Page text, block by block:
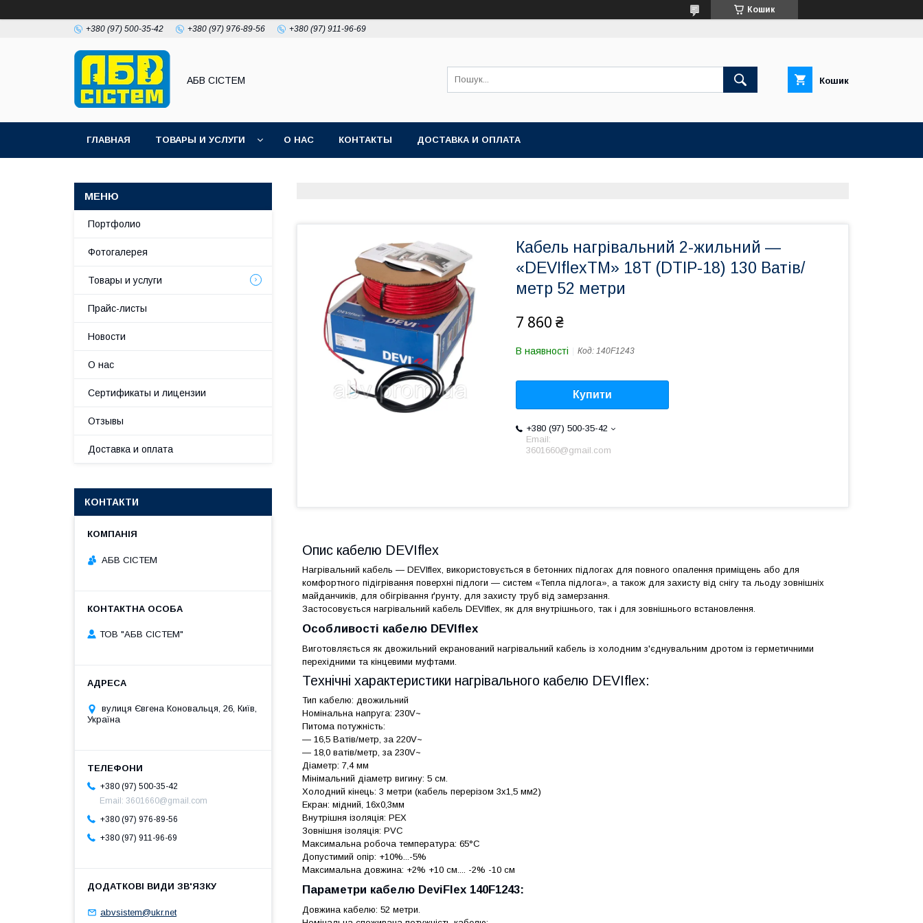
Кошик
+380 (97) 500-35-42 +380 (97) 976-89-56 +380 (97) 911-96-69
АБВ СІСТЕМ Кошик
ГЛАВНАЯ ТОВАРЫ И УСЛУГИ О НАС КОНТАКТЫ ДОСТАВКА И ОПЛАТА
Кабель нагрівальний 2-жильний —
«DEVIflexTM» 18T (DTIP-18) 130 Ватів/
метр 52 метри
7 860 ₴
В наявності Код: 140F1243
Купити
+380 (97) 500-35-42
Email:
3601660@gmail.com
Опис кабелю DEVIflex
Нагрівальний кабель — DEVIflex, використовується в бетонних підлогах для повного опалення приміщень або для
комфортного підігрівання поверхні підлоги — систем «Тепла підлога», а також для захисту від снігу та льоду зовнішніх
майданчиків, для обігрівання ґрунту, для захисту труб від замерзання.
Застосовується нагрівальний кабель DEVIflex, як для внутрішнього, так і для зовнішнього встановлення.
Особливості кабелю DEVIflex
Виготовляється як двожильний екранований нагрівальний кабель із холодним з'єднувальним дротом із герметичними
перехідними та кінцевими муфтами.
Технічні характеристики нагрівального кабелю DEVIflex:
Тип кабелю: двожильний
Номінальна напруга: 230V~
Питома потужність:
— 16,5 Ватів/метр, за 220V~
— 18,0 ватів/метр, за 230V~
Діаметр: 7,4 мм
Мінімальний діаметр вигину: 5 см.
Холодний кінець: 3 метри (кабель перерізом 3х1,5 мм2)
Екран: мідний, 16х0,3мм
Внутрішня ізоляція: PEX
Зовнішня ізоляція: PVC
Максимальна робоча температура: 65°C
Допустимий опір: +10%...-5%
Максимальна довжина: +2% +10 см.... -2% -10 см
Параметри кабелю DeviFlex 140F1243:
Довжина кабелю: 52 метри.
Портфолио
Фотогалерея
Товары и услуги
Прайс-листы
Новости
О нас
Сертификаты и лицензии
Отзывы
Доставка и оплата
КОНТАКТИ
АБВ СІСТЕМ
ТОВ "АБВ СІСТЕМ"
вулиця Євгена Коновальця, 26, Київ,
Україна
+380 (97) 500-35-42
Email: 3601660@gmail.com
+380 (97) 976-89-56
+380 (97) 911-96-69
abvsistem@ukr.net